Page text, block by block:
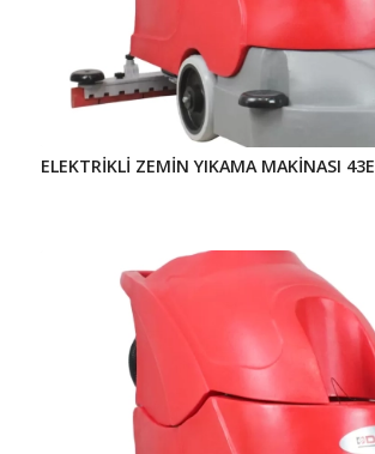
ELEKTRİKLİ ZEMİN YIKAMA MAKİNASI 43E